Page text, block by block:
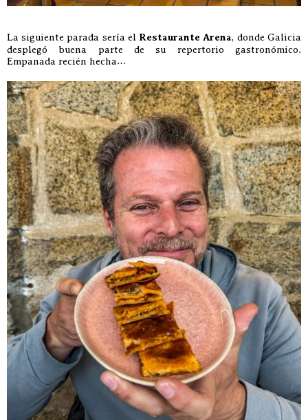
La siguiente parada sería el Restaurante Arena, donde Galicia
desplegó buena parte de su repertorio gastronómico.
Empanada recién hecha…